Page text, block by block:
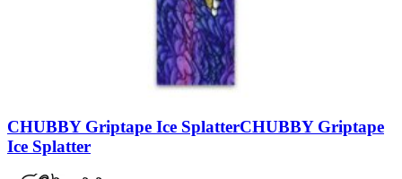
CHUBBY Griptape Ice SplatterCHUBBY Griptape
Ice Splatter